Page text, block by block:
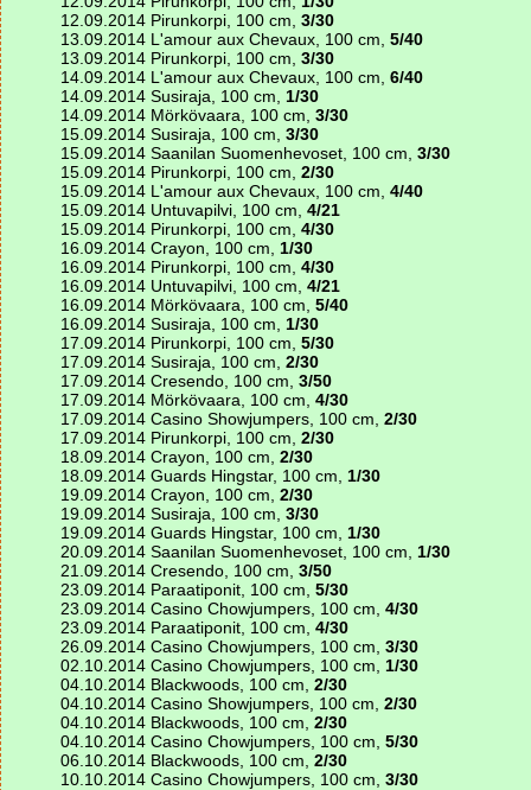
12.09.2014 Pirunkorpi, 100 cm, 3/30
13.09.2014 L'amour aux Chevaux, 100 cm, 5/40
13.09.2014 Pirunkorpi, 100 cm, 3/30
14.09.2014 L'amour aux Chevaux, 100 cm, 6/40
14.09.2014 Susiraja, 100 cm, 1/30
14.09.2014 Mörkövaara, 100 cm, 3/30
15.09.2014 Susiraja, 100 cm, 3/30
15.09.2014 Saanilan Suomenhevoset, 100 cm, 3/30
15.09.2014 Pirunkorpi, 100 cm, 2/30
15.09.2014 L'amour aux Chevaux, 100 cm, 4/40
15.09.2014 Untuvapilvi, 100 cm, 4/21
15.09.2014 Pirunkorpi, 100 cm, 4/30
16.09.2014 Crayon, 100 cm, 1/30
16.09.2014 Pirunkorpi, 100 cm, 4/30
16.09.2014 Untuvapilvi, 100 cm, 4/21
16.09.2014 Mörkövaara, 100 cm, 5/40
16.09.2014 Susiraja, 100 cm, 1/30
17.09.2014 Pirunkorpi, 100 cm, 5/30
17.09.2014 Susiraja, 100 cm, 2/30
17.09.2014 Cresendo, 100 cm, 3/50
17.09.2014 Mörkövaara, 100 cm, 4/30
17.09.2014 Casino Showjumpers, 100 cm, 2/30
17.09.2014 Pirunkorpi, 100 cm, 2/30
18.09.2014 Crayon, 100 cm, 2/30
18.09.2014 Guards Hingstar, 100 cm, 1/30
19.09.2014 Crayon, 100 cm, 2/30
19.09.2014 Susiraja, 100 cm, 3/30
19.09.2014 Guards Hingstar, 100 cm, 1/30
20.09.2014 Saanilan Suomenhevoset, 100 cm, 1/30
21.09.2014 Cresendo, 100 cm, 3/50
23.09.2014 Paraatiponit, 100 cm, 5/30
23.09.2014 Casino Chowjumpers, 100 cm, 4/30
23.09.2014 Paraatiponit, 100 cm, 4/30
26.09.2014 Casino Chowjumpers, 100 cm, 3/30
02.10.2014 Casino Chowjumpers, 100 cm, 1/30
04.10.2014 Blackwoods, 100 cm, 2/30
04.10.2014 Casino Showjumpers, 100 cm, 2/30
04.10.2014 Blackwoods, 100 cm, 2/30
04.10.2014 Casino Chowjumpers, 100 cm, 5/30
06.10.2014 Blackwoods, 100 cm, 2/30
10.10.2014 Casino Chowjumpers, 100 cm, 3/30